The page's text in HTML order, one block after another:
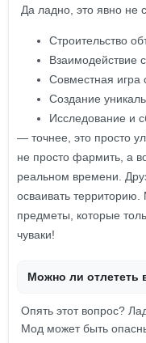
Да ладно, это явно не
Строительство
Совместная игра
Создание
Исследование и
— точнее, это просто
не просто фармить, а
реальном времени.
осваивать
предметы, которые
чуваки!
Можно ли отлететь
Опять этот вопрос?
Мод может быть